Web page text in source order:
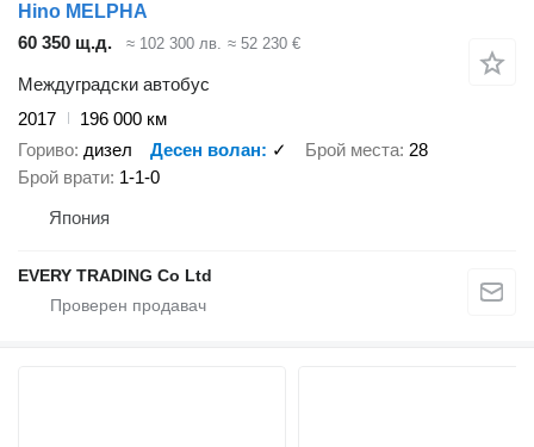
Hino MELPHA
60 350 щ.д.
≈ 102 300 лв. ≈ 52 230 €
Междуградски автобус
2017
196 000 км
Гориво дизел Десен волан ✓ Брой места 28
Брой врати 1-1-0
Япония
EVERY TRADING Co Ltd